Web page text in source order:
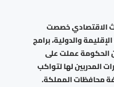
الاقتصادي خصصت
والدولية، برامج
الحكومة عملت على
المدربين لها لتواكب
محافظات المملكة.